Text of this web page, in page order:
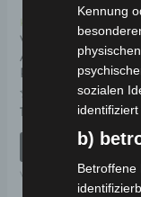
Kostenloser Versand
VM4 NEO
RECHTS
Bewertet
0
19,00
IN DEN
VM4 NEO
Kennung
sozialen
b)
Betroffene